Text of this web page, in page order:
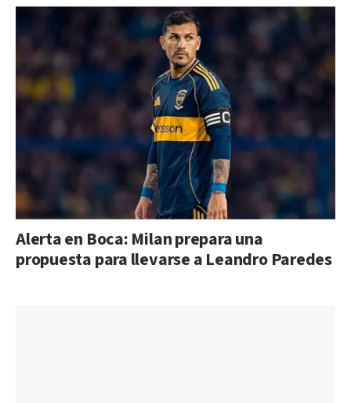
Alerta en Boca: Milan prepara una
propuesta para llevarse a Leandro Paredes